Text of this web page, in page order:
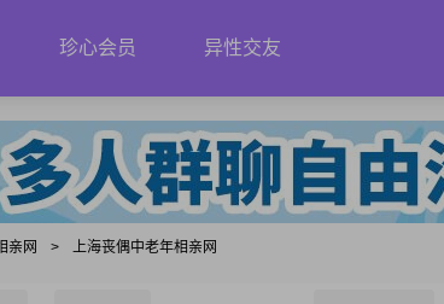
珍心会员 异性交友
亲网 > 上海丧偶中老年相亲网